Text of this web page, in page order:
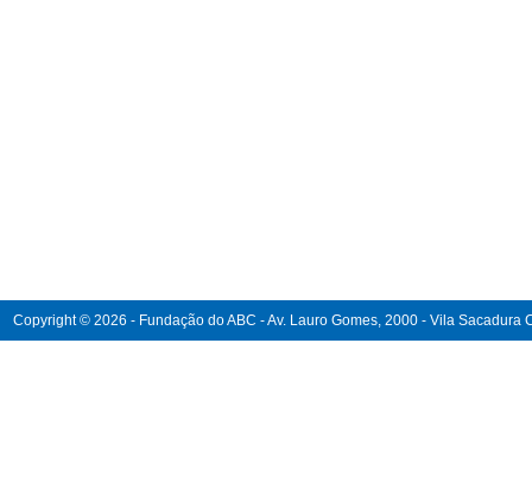
Copyright © 2026 - Fundação do ABC - Av. Lauro Gomes, 2000 - Vila